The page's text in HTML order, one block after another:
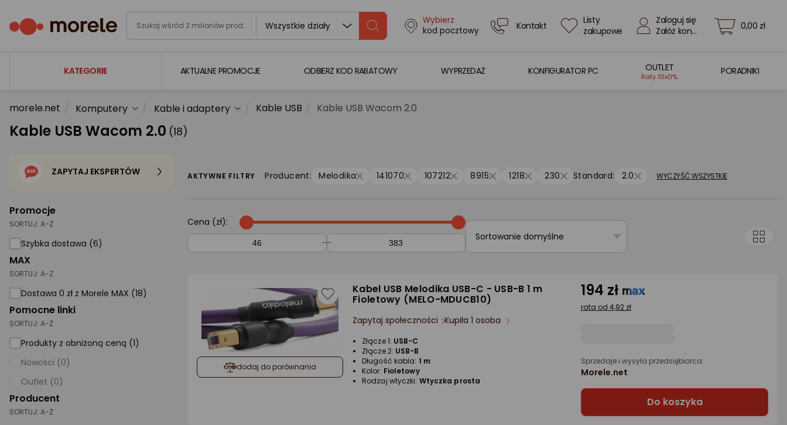
Wszystkie działy
Wybierz
kod pocztowy
Kontakt
Listy
zakupowe
Zaloguj się
Załóż konto
0,00 zł
KATEGORIE
Laptopy
Komputery
Gaming
Telewizory i audio
Foto i kamery
AGD duże
Dom i ogród
Biuro i firma
Sport i turystyka
Zabawki i dziecko
Supermarket
AKTUALNE PROMOCJE ODBIERZ KOD RABATOWY WYPRZEDAŻ KONFIGURATOR PC OUTLET
Raty 10x0%
PORADNIKI
morele.net Komputery Kable i adaptery Kable USB Kable USB Wacom 2.0
Kable USB Wacom 2.0 (18)
Promocje
SORTUJ: A-Z
Szybka dostawa (6)
MAX
SORTUJ: A-Z
Dostawa 0 zł z Morele MAX (18)
Pomocne linki
SORTUJ: A-Z
Produkty z obniżoną ceną (1)
Nowości (0)
Outlet (0)
Producent
SORTUJ: A-Z
ZAPYTAJ EKSPERTÓW AKTYWNE FILTRY Producent: Melodika 141070 107212 8915 1218 230 Standard: 2.0 WYCZYŚĆ WSZYSTKIE
Cena (zł):
Sortowanie domyślne
dodaj do porównania
Kabel USB Melodika USB-C - USB-B 1 m
Fioletowy (MELO-MDUCB10)
Zapytaj społeczności Kupiła 1 osoba
Złącze 1: USB-C
Złącze 2: USB-B
Długość kabla: 1 m
Kolor: Fioletowy
Rodzaj wtyczki: Wtyczka prosta
194 zł
rata od 4,92 zł
Sprzedaje i wysyła przedsiębiorca:
Morele.net
Do koszyka